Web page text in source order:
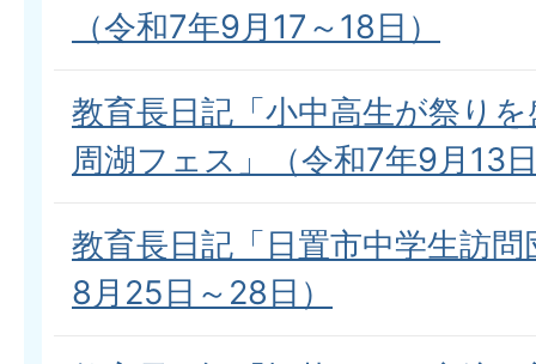
（令和7年9月17～18日）
教育長日記「小中高生が祭り
周湖フェス」（令和7年9月13
教育長日記「日置市中学生訪
8月25日～28日）